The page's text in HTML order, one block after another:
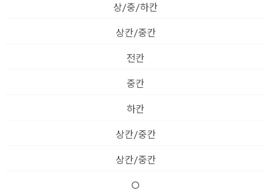
상/중/하칸
상칸/중칸
전칸
중칸
하칸
상칸/중칸
상칸/중칸
O